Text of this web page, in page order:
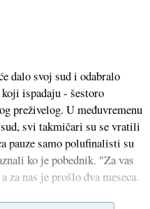
dalo svoj sud i odabralo
ispadaju - šestoro
preživelog. U međuvremenu
svi takmičari su se vratili
pauze samo polufinalisti su
ko je pobednik. "Za vas
za nas je prošlo dva meseca.